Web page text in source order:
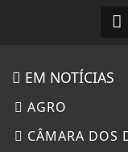
EM NOTÍCIAS
AGRO
CÂMARA DOS